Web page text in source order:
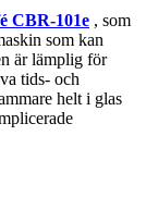
CBR-101e , som
som kan
är lämplig för
tids- och
helt i glas